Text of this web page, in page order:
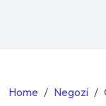
Home Negozi